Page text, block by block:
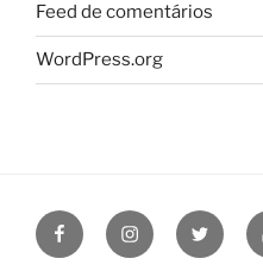
Feed de comentários
WordPress.org
FacebookInstagramTwitter